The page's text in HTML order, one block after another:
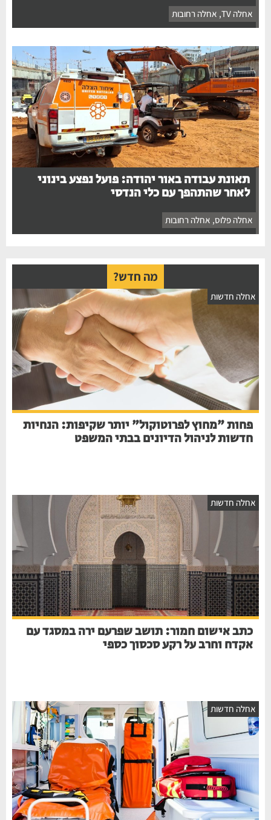
אחלה TV ,אחלה רחובות
תאונת עבודה באור יהודה: פועל נפצע בינוני
לאחר שהתהפך עם כלי הנדסי
אחלה פלוס ,אחלה רחובות
מה חדש?
חדשות
פחות "מחוץ לפרוטוקול" יותר שקיפות: הנחיות
חדשות לניהול הדיונים בבתי המשפט
חדשות
כתב אישום חמור: תושב שפרעם ירה במסגד עם
אקדח וחרב על רקע סכסוך כספי
חדשות